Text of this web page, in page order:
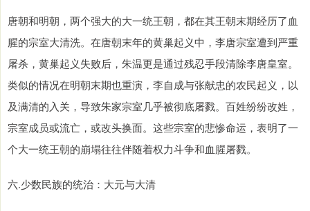
唐朝和明朝，两个强大的大一统王朝，都在其王朝末期经历了血
腥的宗室大清洗。在唐朝末年的黄巢起义中，李唐宗室遭到严重
屠杀，黄巢起义失败后，朱温更是通过残忍手段清除李唐皇室。
类似的情况在明朝末期也重演，李自成与张献忠的农民起义，以
及满清的入关，导致朱家宗室几乎被彻底屠戮。百姓纷纷改姓，
宗室成员或流亡，或改头换面。这些宗室的悲惨命运，表明了一
个大一统王朝的崩塌往往伴随着权力斗争和血腥屠戮。
六.少数民族的统治：大元与大清